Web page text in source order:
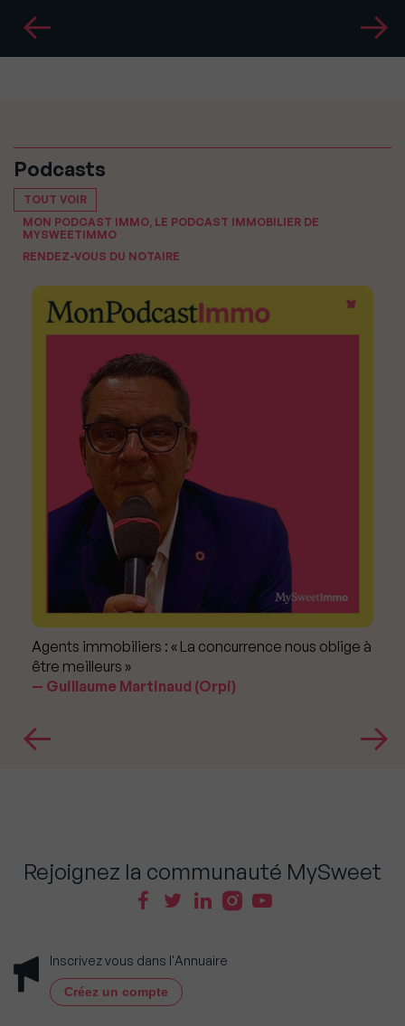
Podcasts
TOUT VOIR
MON PODCAST IMMO, LE PODCAST IMMOBILIER DE
MYSWEETIMMO
RENDEZ-VOUS DU NOTAIRE
Agents immobiliers : « La concurrence nous oblige à
être meilleurs »
Guillaume Martinaud (Orpi)
Rejoignez la communauté MySweet
Inscrivez vous dans l'Annuaire
Créez un compte